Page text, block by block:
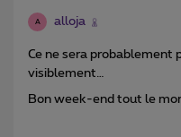
A alloja
Ce ne sera probablement
visiblement…
Bon week-end tout le